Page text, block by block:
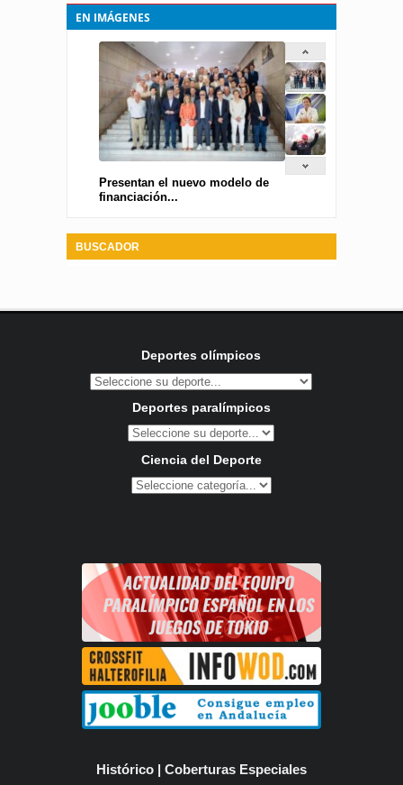
EN IMÁGENES
Presentan el nuevo modelo de
financiación...
BUSCADOR
Deportes olímpicos
Deportes paralímpicos
Ciencia del Deporte
Histórico | Coberturas Especiales